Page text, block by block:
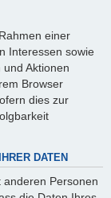
einer
Interessen sowie
Aktionen
Browser
dies zur
DATEN
anderen Personen